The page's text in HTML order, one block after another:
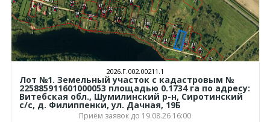
2026.Г.002.00211.1
Лот №1. Земельный участок с кадастровым №
225885911601000053 площадью 0.1734 га по адресу:
Витебская обл., Шумилинский р-н, Сиротинский
с/с, д. Филиппенки, ул. Дачная, 19Б
Приём заявок до 19.08.26 16:00